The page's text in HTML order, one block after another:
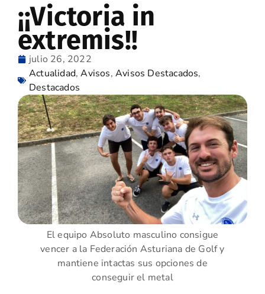
¡¡Victoria in
extremis!!
julio 26, 2022
Actualidad,Avisos,Avisos Destacados,
Destacados
El equipo Absoluto masculino consigue
vencer a la Federación Asturiana de Golf y
mantiene intactas sus opciones de
conseguir el metal